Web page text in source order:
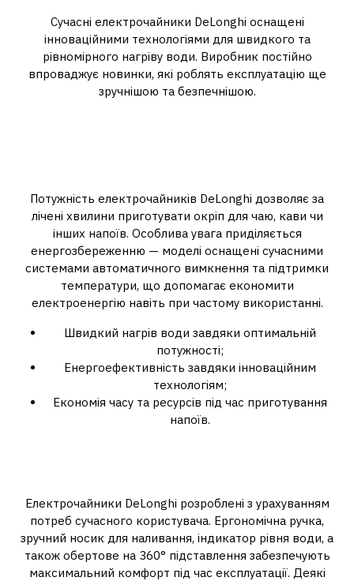
Сучасні електрочайники DeLonghi оснащені
інноваційними технологіями для швидкого та
рівномірного нагріву води. Виробник постійно
впроваджує новинки, які роблять експлуатацію ще
зручнішою та безпечнішою.
Потужність електрочайників DeLonghi дозволяє за
лічені хвилини приготувати окріп для чаю, кави чи
інших напоїв. Особлива увага приділяється
енергозбереженню — моделі оснащені сучасними
системами автоматичного вимкнення та підтримки
температури, що допомагає економити
електроенергію навіть при частому використанні.
Швидкий нагрів води завдяки оптимальній
потужності;
Енергоефективність завдяки інноваційним
технологіям;
Економія часу та ресурсів під час приготування
напоїв.
Електрочайники DeLonghi розроблені з урахуванням
потреб сучасного користувача. Ергономічна ручка,
зручний носик для наливання, індикатор рівня води, а
також обертове на 360° підставлення забезпечують
максимальний комфорт під час експлуатації. Деякі